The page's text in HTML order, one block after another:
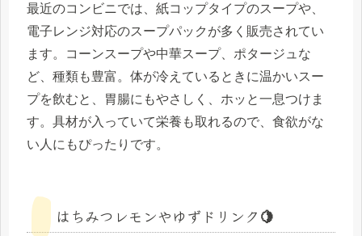
最近のコンビニでは、紙コップタイプのスープや、
電子レンジ対応のスープパックが多く販売されてい
ます。コーンスープや中華スープ、ポタージュな
ど、種類も豊富。体が冷えているときに温かいスー
プを飲むと、胃腸にもやさしく、ホッと一息つけま
す。具材が入っていて栄養も取れるので、食欲がな
い人にもぴったりです。
はちみつレモンやゆずドリンク🍋